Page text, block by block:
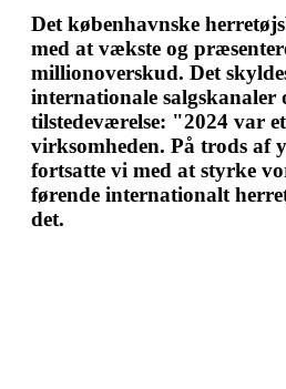
Det københavnske
med at vækste og
millionoverskud. Det
internationale salgskanaler
tilstedeværelse: "2024 var
virksomheden. På trods af
fortsatte vi med at styrke
førende internationalt
det.